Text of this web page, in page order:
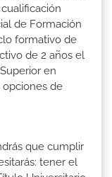
de Formación
formativo de
de 2 años el
en
opciones de
que cumplir
tener el